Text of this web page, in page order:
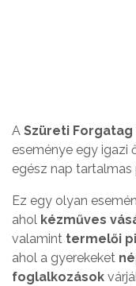
A Szüreti Forgatag
eseménye egy igazi
egész nap
Ez egy olyan
ahol kézműves
valamint termelői
ahol a gyerekeket
foglalkozások